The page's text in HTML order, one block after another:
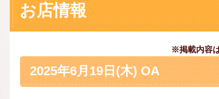
お店情報
※掲載内容
2025年6月19日(木) OA